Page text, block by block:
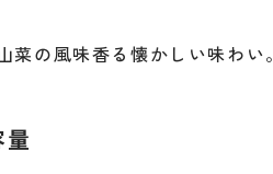
菜の風味香る懐かしい味わい。
量